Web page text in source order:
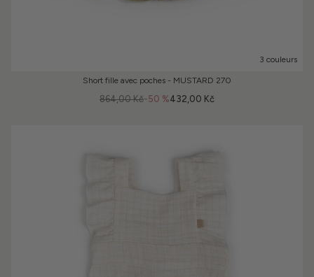
3 couleurs
Short fille avec poches - MUSTARD 270
-50 %
864,00 Kč 432,00 Kč